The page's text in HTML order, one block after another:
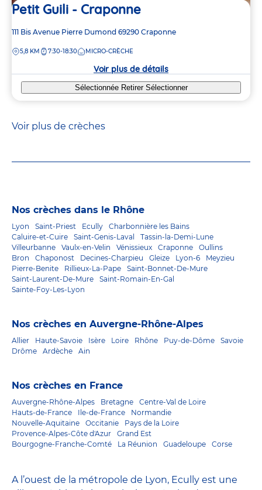
Petit Guili - Craponne
Adresse
la
111 Bis Avenue Pierre Dumond 69290 Craponne
DISTANCE
5,8 KM 7:30-18:30 MICRO-CRÈCHE
Voir plus de détails
Sélectionnée Retirer Sélectionner
Voir plus de crèches
Nos crèches dans le Rhône
Lyon Saint-Priest Ecully
Charbonnière les Bains
Caluire-et-Cuire
Saint-Genis-Laval
Tassin-la-Demi-Lune
Villeurbanne
Vaulx-en-Velin Vénissieux Craponne
Oullins
Bron
Chaponost Decines-Charpieu Gleize Lyon-6
Meyzieu
Pierre-Benite
Rillieux-La-Pape
Saint-Bonnet-De-Mure
Saint-Laurent-De-Mure
Saint-Romain-En-Gal
Sainte-Foy-Les-Lyon
Nos crèches en Auvergne-Rhône-Alpes
Allier Haute-Savoie Isère Loire Rhône Puy-de-Dôme
Savoie
Drôme
Ardèche Ain
Nos crèches en France
Auvergne-Rhône-Alpes Bretagne
Centre-Val de Loire
Hauts-de-France
Ile-de-France
Normandie
Nouvelle-Aquitaine
Occitanie
Pays de la Loire
Provence-Alpes-Côte d'Azur
Grand Est
Bourgogne-Franche-Comté
La Réunion Guadeloupe Corse
A l’ouest de la métropole de Lyon, Ecully est une